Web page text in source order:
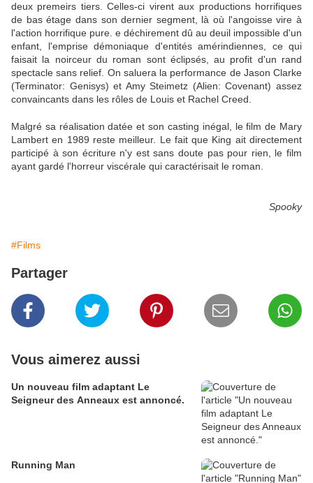
deux premeirs tiers. Celles-ci virent aux productions horrifiques
de bas étage dans son dernier segment, là où l'angoisse vire à
l'action horrifique pure. e déchirement dû au deuil impossible d'un
enfant, l'emprise démoniaque d'entités amérindiennes, ce qui
faisait la noirceur du roman sont éclipsés, au profit d'un rand
spectacle sans relief. On saluera la performance de Jason Clarke
(Terminator: Genisys) et Amy Steimetz (Alien: Covenant) assez
convaincants dans les rôles de Louis et Rachel Creed.
Malgré sa réalisation datée et son casting inégal, le film de Mary
Lambert en 1989 reste meilleur. Le fait que King ait directement
participé à son écriture n'y est sans doute pas pour rien, le film
ayant gardé l'horreur viscérale qui caractérisait le roman.
Spooky
#Films
Partager
Vous aimerez aussi
Un nouveau film adaptant Le
Seigneur des Anneaux est annoncé.
Running Man